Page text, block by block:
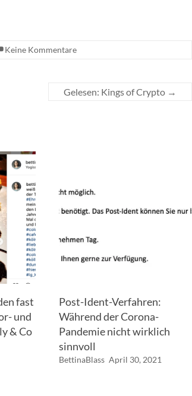
Keine Kommentare
Gelesen: Kings of Crypto →
fast
und
& Co
Post-Ident-Verfahren:
Während der Corona-
Pandemie nicht wirklich
sinnvoll
BettinaBlass April 30, 2021